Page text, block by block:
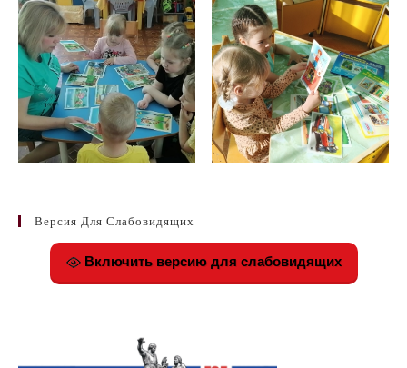
Версия Для Слабовидящих
Включить версию для слабовидящих